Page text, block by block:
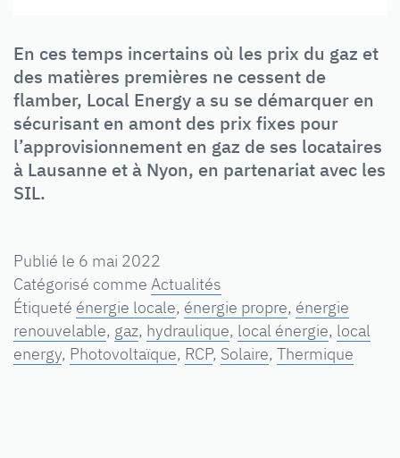
En ces temps incertains où les prix du gaz et
des matières premières ne cessent de
flamber, Local Energy a su se démarquer en
sécurisant en amont des prix fixes pour
l’approvisionnement en gaz de ses locataires
à Lausanne et à Nyon, en partenariat avec les
SIL.
Publié le 6 mai 2022
Catégorisé comme Actualités
Étiqueté énergie locale, énergie propre, énergie
renouvelable, gaz, hydraulique, local énergie, local
energy, Photovoltaïque, RCP, Solaire, Thermique